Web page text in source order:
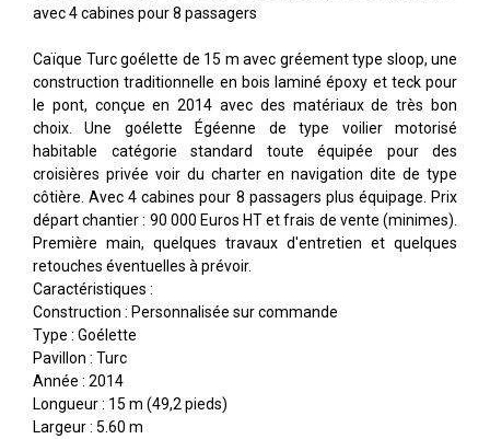
avec 4 cabines pour 8 passagers
Caïque Turc goélette de 15 m avec gréement type sloop, une
construction traditionnelle en bois laminé époxy et teck pour
le pont, conçue en 2014 avec des matériaux de très bon
choix. Une goélette Égéenne de type voilier motorisé
habitable catégorie standard toute équipée pour des
croisières privée voir du charter en navigation dite de type
côtière. Avec 4 cabines pour 8 passagers plus équipage. Prix
départ chantier : 90 000 Euros HT et frais de vente (minimes).
Première main, quelques travaux d'entretien et quelques
retouches éventuelles à prévoir.
Caractéristiques :
Construction : Personnalisée sur commande
Type : Goélette
Pavillon : Turc
Année : 2014
Longueur : 15 m (49,2 pieds)
Largeur : 5.60 m